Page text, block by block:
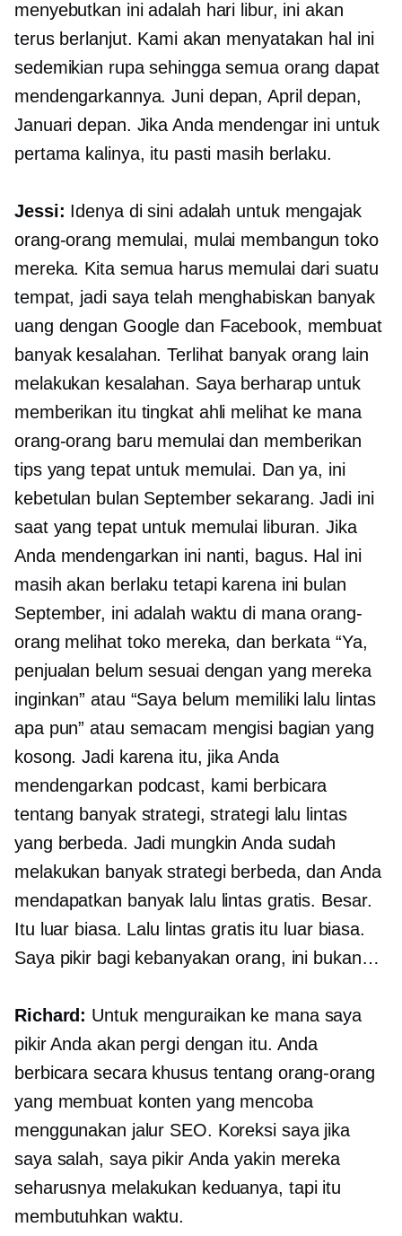
menyebutkan ini adalah hari libur, ini akan
terus berlanjut. Kami akan menyatakan hal ini
sedemikian rupa sehingga semua orang dapat
mendengarkannya. Juni depan, April depan,
Januari depan. Jika Anda mendengar ini untuk
pertama kalinya, itu pasti masih berlaku.
Jessi: Idenya di sini adalah untuk mengajak
orang-orang memulai, mulai membangun toko
mereka. Kita semua harus memulai dari suatu
tempat, jadi saya telah menghabiskan banyak
uang dengan Google dan Facebook, membuat
banyak kesalahan. Terlihat banyak orang lain
melakukan kesalahan. Saya berharap untuk
memberikan itu tingkat ahli melihat ke mana
orang-orang baru memulai dan memberikan
tips yang tepat untuk memulai. Dan ya, ini
kebetulan bulan September sekarang. Jadi ini
saat yang tepat untuk memulai liburan. Jika
Anda mendengarkan ini nanti, bagus. Hal ini
masih akan berlaku tetapi karena ini bulan
September, ini adalah waktu di mana orang-
orang melihat toko mereka, dan berkata “Ya,
penjualan belum sesuai dengan yang mereka
inginkan” atau “Saya belum memiliki lalu lintas
apa pun” atau semacam mengisi bagian yang
kosong. Jadi karena itu, jika Anda
mendengarkan podcast, kami berbicara
tentang banyak strategi, strategi lalu lintas
yang berbeda. Jadi mungkin Anda sudah
melakukan banyak strategi berbeda, dan Anda
mendapatkan banyak lalu lintas gratis. Besar.
Itu luar biasa. Lalu lintas gratis itu luar biasa.
Saya pikir bagi kebanyakan orang, ini bukan…
Richard: Untuk menguraikan ke mana saya
pikir Anda akan pergi dengan itu. Anda
berbicara secara khusus tentang orang-orang
yang membuat konten yang mencoba
menggunakan jalur SEO. Koreksi saya jika
saya salah, saya pikir Anda yakin mereka
seharusnya melakukan keduanya, tapi itu
membutuhkan waktu.